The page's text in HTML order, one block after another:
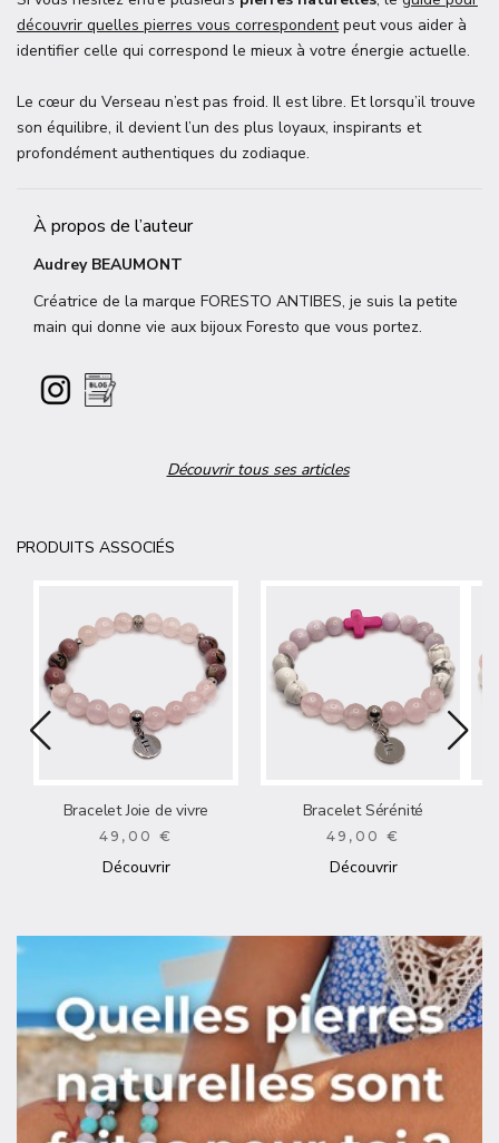
découvrir quelles pierres vous correspondentpeut vous aider à
identifier celle qui correspond le mieux à votre énergie actuelle.
Le cœur du Verseau n’est pas froid. Il est libre. Et lorsqu’il trouve
son équilibre, il devient l’un des plus loyaux, inspirants et
profondément authentiques du zodiaque.
À propos de l’auteur
Audrey BEAUMONT
Créatrice de la marque FORESTO ANTIBES, je suis la petite
main qui donne vie aux bijoux Foresto que vous portez.
Découvrir tous ses articles
PRODUITS ASSOCIÉS
Bracelet Joie de vivre
49,00 €
Découvrir
Bracelet Sérénité
49,00 €
Découvrir